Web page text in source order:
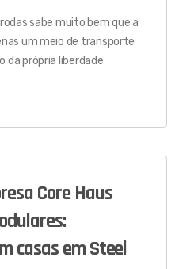
sabe muito bem que a
um meio de transporte
da própria liberdade
Core Haus
casas em Steel